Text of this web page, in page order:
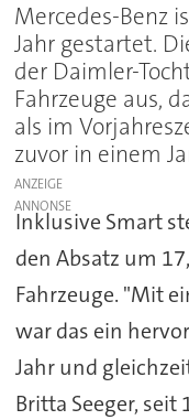
Mercedes-Benz
Jahr gestartet.
der Daimler-
Fahrzeuge aus,
als im
zuvor in einem
ANZEIGE
Inklusive Smart
den Absatz um
Fahrzeuge. "Mit
war das ein
Jahr und
Britta Seeger, seit